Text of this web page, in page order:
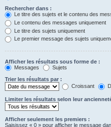
Rechercher dans :
Le titre des sujets et le contenu des
Le contenu des messages uniquement
Le titre des sujets uniquement
Le premier message des sujets
Afficher les résultats sous forme de :
Messages
Sujets
Trier les résultats par :
Croissant
Limiter les résultats selon leur
Afficher seulement les premiers :
Saisissez « 0 » pour afficher le message